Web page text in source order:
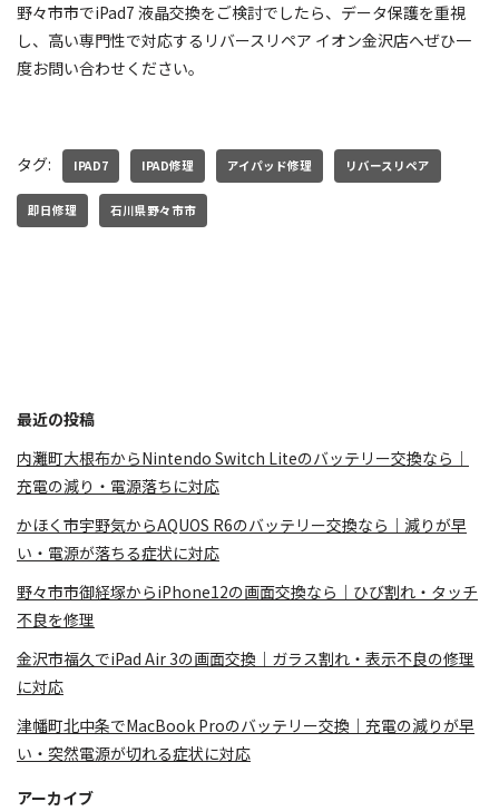
野々市市でiPad7 液晶交換をご検討でしたら、データ保護を重視
し、高い専門性で対応するリバースリペア イオン金沢店へぜひ一
度お問い合わせください。
タグ: IPAD7 IPAD修理 アイパッド修理 リバースリペア
即日修理 石川県野々市市
最近の投稿
内灘町大根布からNintendo Switch Liteのバッテリー交換なら｜
充電の減り・電源落ちに対応
かほく市宇野気からAQUOS R6のバッテリー交換なら｜減りが早
い・電源が落ちる症状に対応
野々市市御経塚からiPhone12の画面交換なら｜ひび割れ・タッチ
不良を修理
金沢市福久でiPad Air 3の画面交換｜ガラス割れ・表示不良の修理
に対応
津幡町北中条でMacBook Proのバッテリー交換｜充電の減りが早
い・突然電源が切れる症状に対応
アーカイブ